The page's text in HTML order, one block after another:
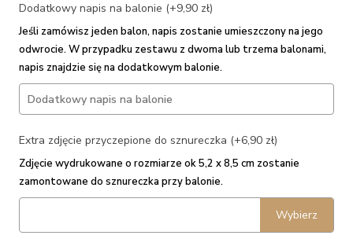
Dodatkowy napis na balonie (+9,90 zł)
Jeśli zamówisz jeden balon, napis zostanie umieszczony na jego
odwrocie. W przypadku zestawu z dwoma lub trzema balonami,
napis znajdzie się na dodatkowym balonie.
Extra zdjęcie przyczepione do sznureczka (+6,90 zł)
Zdjęcie wydrukowane o rozmiarze ok 5,2 x 8,5 cm zostanie
zamontowane do sznureczka przy balonie.
Wybierz